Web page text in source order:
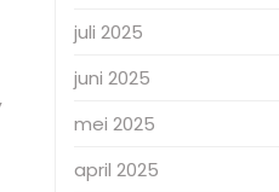
juli 2025
juni 2025
mei 2025
april 2025